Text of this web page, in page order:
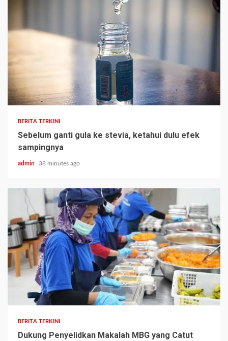
BERITA TERKINI
Sebelum ganti gula ke stevia, ketahui dulu efek
sampingnya
admin 38 minutes ago
BERITA TERKINI
Dukung Penyelidkan Makalah MBG yang Catut